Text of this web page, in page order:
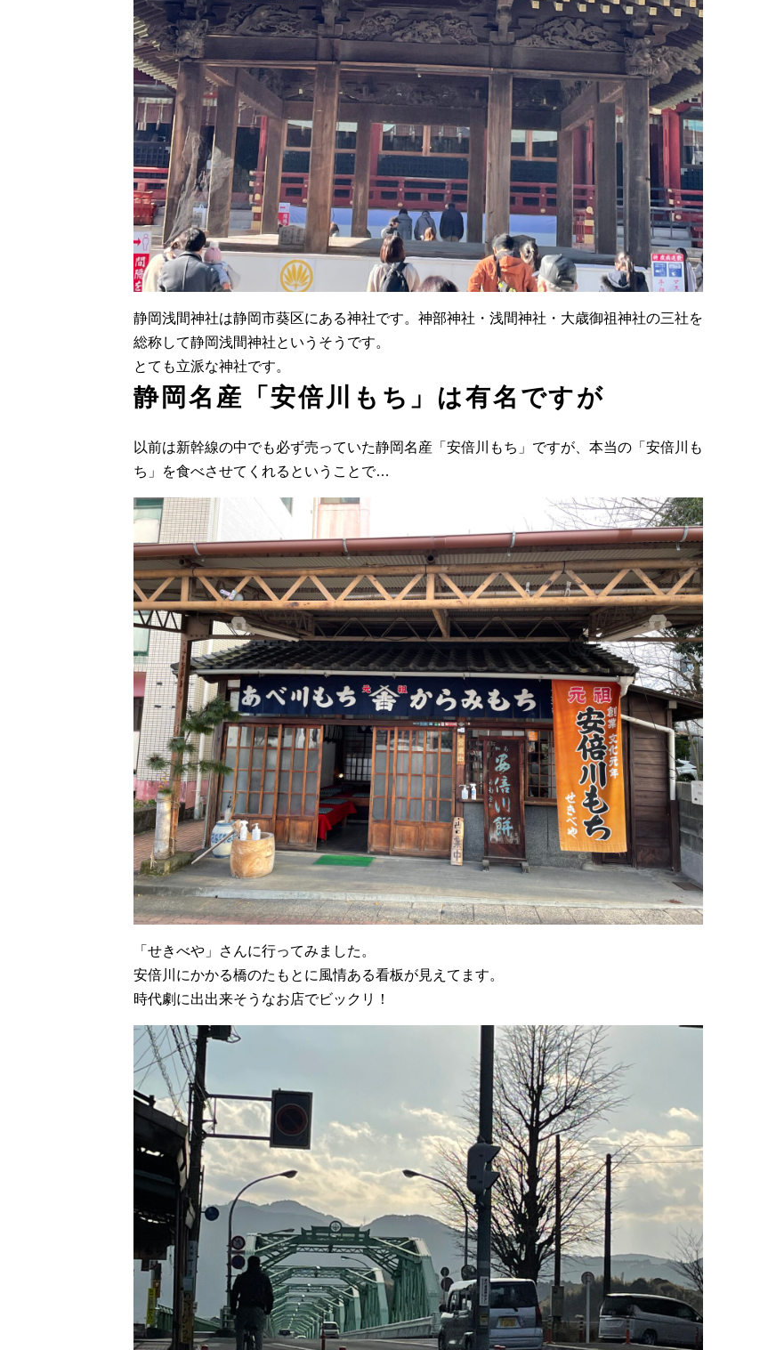
静岡浅間神社は静岡市葵区にある神社です。神部神社・浅間神社・大歳御祖神社の三社を
総称して静岡浅間神社というそうです。
とても立派な神社です。
静岡名産「安倍川もち」は有名ですが
以前は新幹線の中でも必ず売っていた静岡名産「安倍川もち」ですが、本当の「安倍川も
ち」を食べさせてくれるということで…
「せきべや」さんに行ってみました。
安倍川にかかる橋のたもとに風情ある看板が見えてます。
時代劇に出出来そうなお店でビックリ！